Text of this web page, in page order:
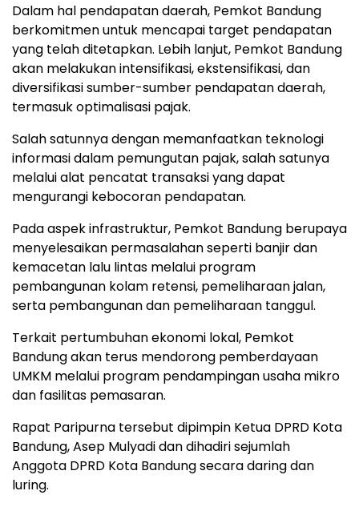
Dalam hal pendapatan daerah, Pemkot Bandung
berkomitmen untuk mencapai target pendapatan
yang telah ditetapkan. Lebih lanjut, Pemkot Bandung
akan melakukan intensifikasi, ekstensifikasi, dan
diversifikasi sumber-sumber pendapatan daerah,
termasuk optimalisasi pajak.
Salah satunnya dengan memanfaatkan teknologi
informasi dalam pemungutan pajak, salah satunya
melalui alat pencatat transaksi yang dapat
mengurangi kebocoran pendapatan.
Pada aspek infrastruktur, Pemkot Bandung berupaya
menyelesaikan permasalahan seperti banjir dan
kemacetan lalu lintas melalui program
pembangunan kolam retensi, pemeliharaan jalan,
serta pembangunan dan pemeliharaan tanggul.
Terkait pertumbuhan ekonomi lokal, Pemkot
Bandung akan terus mendorong pemberdayaan
UMKM melalui program pendampingan usaha mikro
dan fasilitas pemasaran.
Rapat Paripurna tersebut dipimpin Ketua DPRD Kota
Bandung, Asep Mulyadi dan dihadiri sejumlah
Anggota DPRD Kota Bandung secara daring dan
luring.